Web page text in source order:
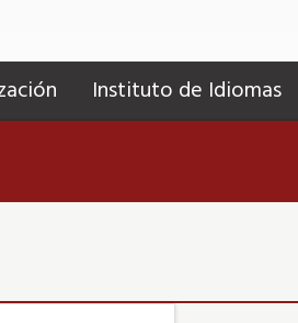
Instituto de Idiomas